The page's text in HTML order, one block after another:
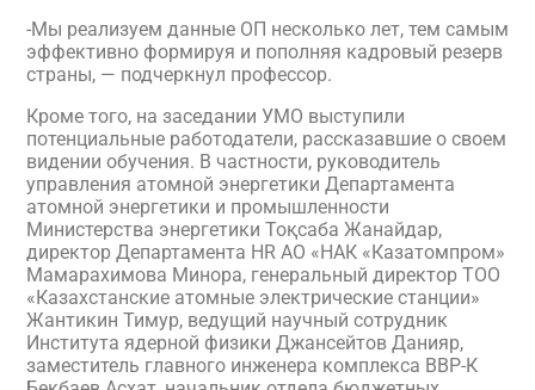
-Мы реализуем данные ОП несколько лет, тем самым
эффективно формируя и пополняя кадровый резерв
страны, — подчеркнул профессор.
Кроме того, на заседании УМО выступили
потенциальные работодатели, рассказавшие о своем
видении обучения. В частности, руководитель
управления атомной энергетики Департамента
атомной энергетики и промышленности
Министерства энергетики Тоқсаба Жанайдар,
директор Департамента HR АО «НАК «Казатомпром»
Мамарахимова Минора, генеральный директор ТОО
«Казахстанские атомные электрические станции»
Жантикин Тимур, ведущий научный сотрудник
Института ядерной физики Джансейтов Данияр,
заместитель главного инженера комплекса ВВР-К